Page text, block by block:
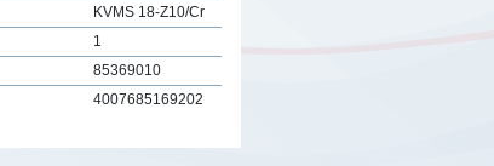
KVMS 18-Z10/Cr
1
85369010
4007685169202